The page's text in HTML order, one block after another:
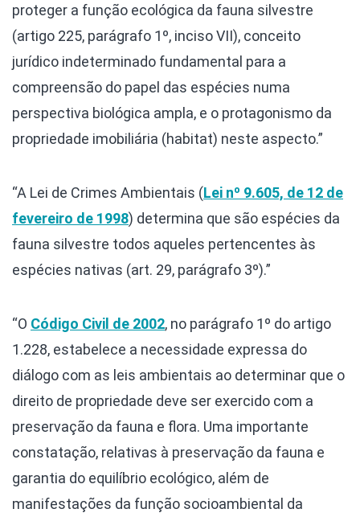
proteger a função ecológica da fauna silvestre
(artigo 225, parágrafo 1º, inciso VII), conceito
jurídico indeterminado fundamental para a
compreensão do papel das espécies numa
perspectiva biológica ampla, e o protagonismo da
propriedade imobiliária (habitat) neste aspecto.”
“A Lei de Crimes Ambientais (Lei nº 9.605, de 12 de
fevereiro de 1998) determina que são espécies da
fauna silvestre todos aqueles pertencentes às
espécies nativas (art. 29, parágrafo 3º).”
“O Código Civil de 2002, no parágrafo 1º do artigo
1.228, estabelece a necessidade expressa do
diálogo com as leis ambientais ao determinar que o
direito de propriedade deve ser exercido com a
preservação da fauna e flora. Uma importante
constatação, relativas à preservação da fauna e
garantia do equilíbrio ecológico, além de
manifestações da função socioambiental da